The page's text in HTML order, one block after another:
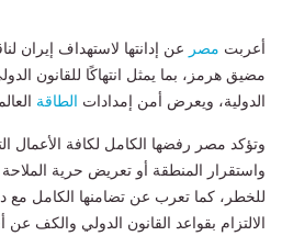
أعربت مصر عن إدانتها لاستهداف إيران
مضيق هرمز، بما يمثل انتهاكًا للقانون
الدولية، ويعرض أمن إمدادات
الطاقة
وتؤكد مصر رفضها الكامل لكافة الأعمال
واستقرار المنطقة أو تعريض حرية الملاحة
للخطر، كما تعرب عن تضامنها الكامل مع
الالتزام بقواعد القانون الدولي والكف